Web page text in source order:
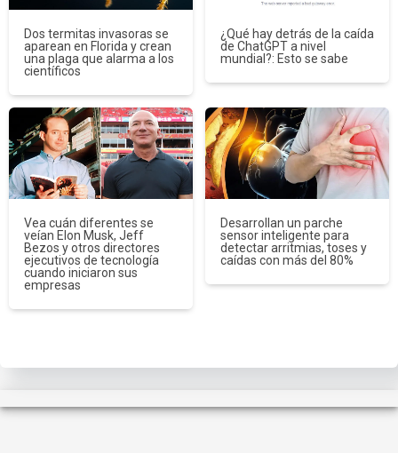
Dos termitas invasoras se
aparean en Florida y crean
una plaga que alarma a los
científicos
¿Qué hay detrás de la caída
de ChatGPT a nivel
mundial?: Esto se sabe
Vea cuán diferentes se
veían Elon Musk, Jeff
Bezos y otros directores
ejecutivos de tecnología
cuando iniciaron sus
empresas
Desarrollan un parche
sensor inteligente para
detectar arritmias, toses y
caídas con más del 80%